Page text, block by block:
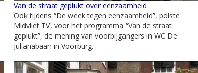
Van de straat geplukt over eenzaamheid
Ook tijdens “De week tegen eenzaamheid”, polste
Midvliet TV, voor het programma “Van de straat
geplukt”, de mening van voorbijgangers in WC De
Julianabaan in Voorburg.